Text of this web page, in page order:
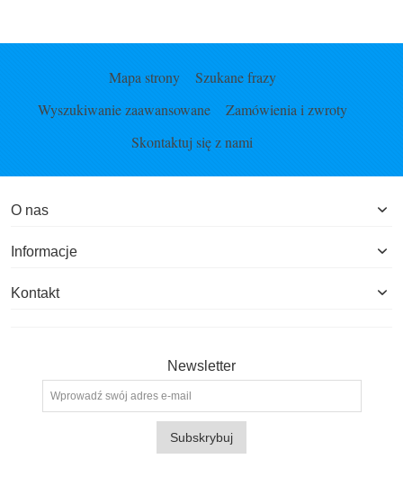
Mapa strony
Szukane frazy
Wyszukiwanie zaawansowane
Zamówienia i zwroty
Skontaktuj się z nami
O nas
Informacje
Kontakt
Newsletter
Subskrybuj